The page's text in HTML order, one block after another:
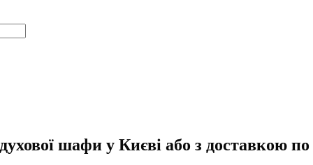
шафи у Києві або з доставкою по